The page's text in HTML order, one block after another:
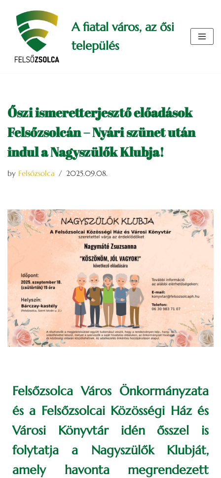
Skip
content
A fiatal város, az ősi
település
Őszi ismeretterjesztő előadások
Felsőzsolcán – Nyári szünet után
indul a Nagyszülők Klubja!
by Felsőzsolca 2025.09.08.
Felsőzsolca Város Önkormányzata
és a Felsőzsolcai Közösségi Ház és
Városi Könyvtár idén ősszel is
folytatja a Nagyszülők Klubját,
amely havonta megrendezett